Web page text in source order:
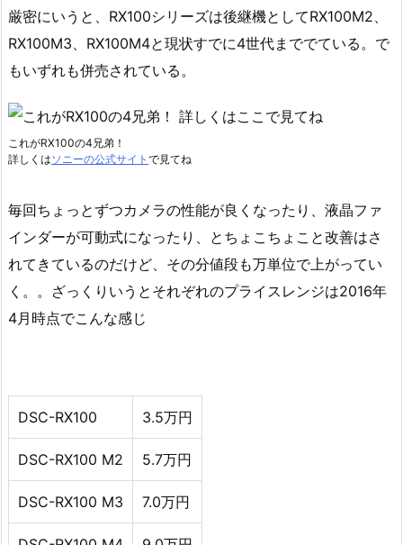
厳密にいうと、RX100シリーズは後継機としてRX100M2、
RX100M3、RX100M4と現状すでに4世代まででている。で
もいずれも併売されている。
これがRX100の4兄弟！
詳しくはソニーの公式サイト で見てね
毎回ちょっとずつカメラの性能が良くなったり、液晶ファ
インダーが可動式になったり、とちょこちょこと改善はさ
れてきているのだけど、その分値段も万単位で上がってい
く。。ざっくりいうとそれぞれのプライスレンジは2016年
4月時点でこんな感じ
DSC-RX100 3.5万円
DSC-RX100 M2 5.7万円
DSC-RX100 M3 7.0万円